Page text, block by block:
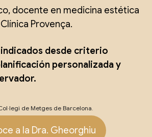
docente en medicina estética
Provença.
desde criterio
personalizada y
de Metges de Barcelona.
a la Dra. Gheorghiu